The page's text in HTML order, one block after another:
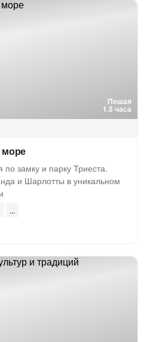
Пешая
1.5 часа
море
по замку и парку Триеста.
и Шарлотты в уникальном